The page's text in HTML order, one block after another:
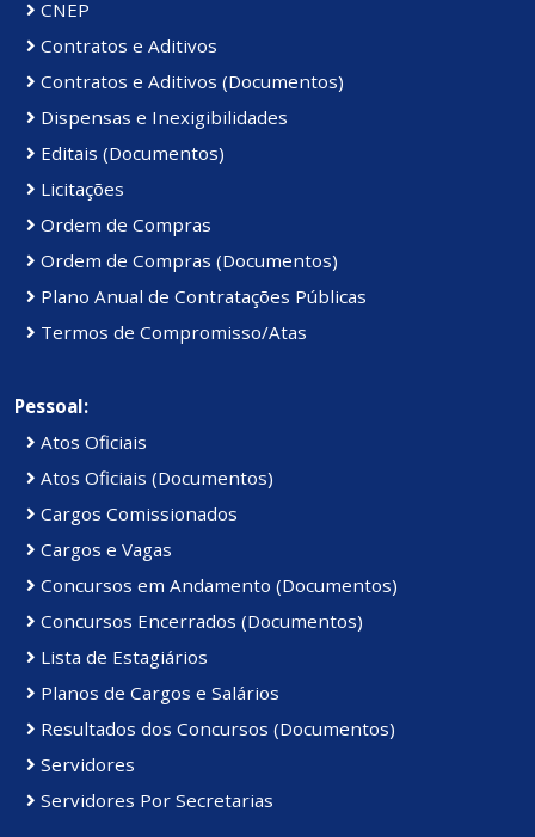
CNEP
Contratos e Aditivos
Contratos e Aditivos (Documentos)
Dispensas e Inexigibilidades
Editais (Documentos)
Licitações
Ordem de Compras
Ordem de Compras (Documentos)
Plano Anual de Contratações Públicas
Termos de Compromisso/Atas
Pessoal:
Atos Oficiais
Atos Oficiais (Documentos)
Cargos Comissionados
Cargos e Vagas
Concursos em Andamento (Documentos)
Concursos Encerrados (Documentos)
Lista de Estagiários
Planos de Cargos e Salários
Resultados dos Concursos (Documentos)
Servidores
Servidores Por Secretarias